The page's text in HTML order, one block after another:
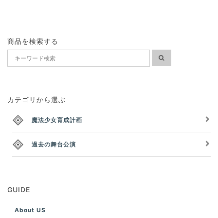
商品を検索する
カテゴリから選ぶ
魔法少女育成計画
過去の舞台公演
GUIDE
About US